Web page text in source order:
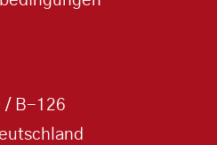
/ B-126